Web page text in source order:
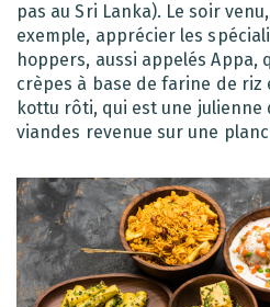
pas au Sri Lanka). Le soir
exemple, apprécier les
hoppers, aussi appelés Appa,
crèpes à base de farine de riz
kottu rôti, qui est une julienne
viandes revenue sur une